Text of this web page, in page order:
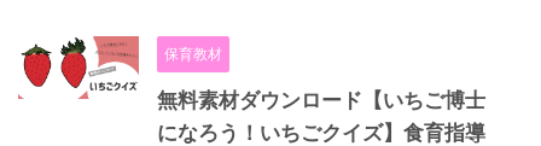
保育教材
無料素材ダウンロード【いちご博士
になろう！いちごクイズ】食育指導